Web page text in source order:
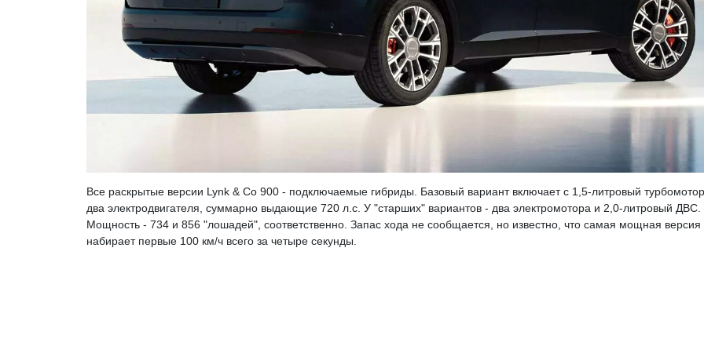
Все раскрытые версии Lynk & Co 900 - подключаемые гибриды. Базовый вариант включает с 1,5-литровый
два электродвигателя, суммарно выдающие 720 л.с. У "старших" вариантов - два электромотора и 2,0-литровый ДВС.
Мощность - 734 и 856 "лошадей", соответственно. Запас хода не сообщается, но известно, что самая мощная версия
набирает первые 100 км/ч всего за четыре секунды.